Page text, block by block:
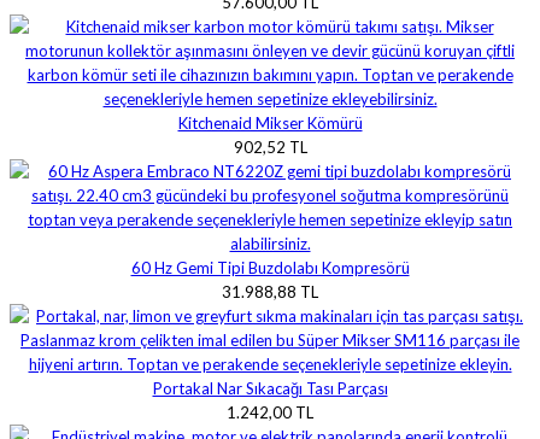
Kitchenaid Mikser Kömürü
902,52 TL
60 Hz Gemi Tipi Buzdolabı Kompresörü
31.988,88 TL
Portakal Nar Sıkacağı Tası Parçası
1.242,00 TL